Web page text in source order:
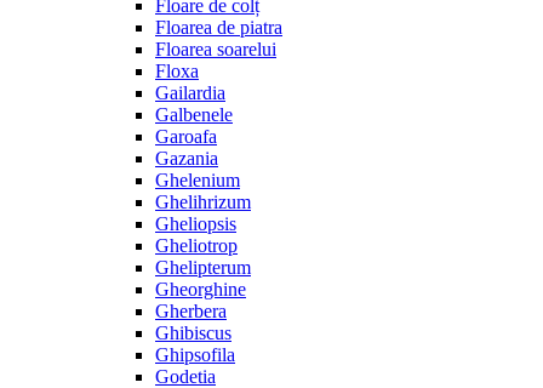
Floare de colț
Floarea de piatra
Floarea soarelui
Floxa
Gailardia
Galbenele
Garoafa
Gazania
Ghelenium
Ghelihrizum
Gheliopsis
Gheliotrop
Ghelipterum
Gheorghine
Gherbera
Ghibiscus
Ghipsofila
Godetia